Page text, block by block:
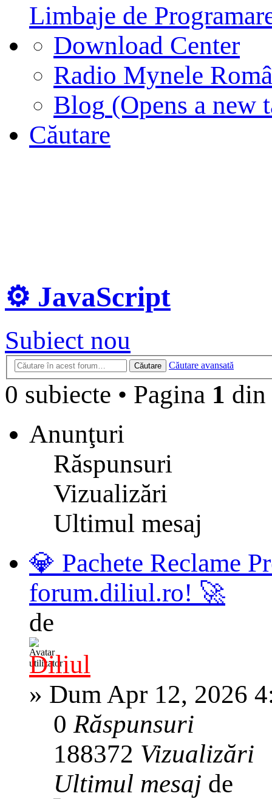
Limbaje de
Download Center
Radio Mynele
Blog (Opens a new
Căutare
⚙️ JavaScript
Subiect nou
Căutare Căutare avansată
0 subiecte • Pagina 1 din
Anunţuri
Răspunsuri
Vizualizări
Ultimul mesaj
💎 Pachete Reclame
forum.diliul.ro! 🚀
de
Diliul
» Dum Apr 12, 2026
0Răspunsuri
188372 Vizualizări
Ultimul mesaj de